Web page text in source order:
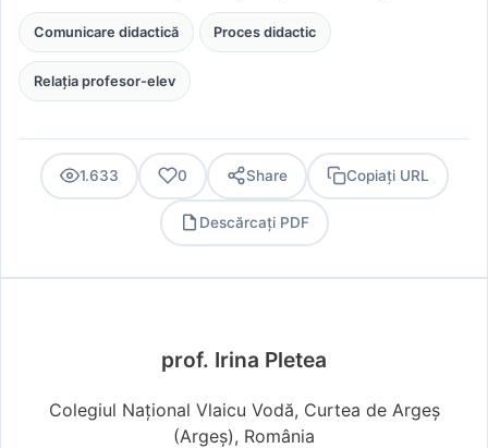
Comunicare didactică Proces didactic
Relația profesor-elev
1.633 0 Share Copiați URL
Descărcați PDF
prof. Irina Pletea
Colegiul Național Vlaicu Vodă, Curtea de Argeș
(Argeş), România